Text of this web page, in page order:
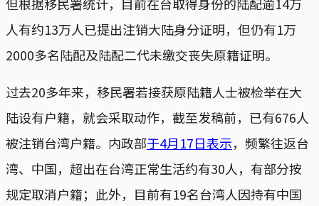
人有约13万人已提出注销大陆身分证明，但仍有1万
2000多名陆配及陆配二代未缴交丧失原籍证明。
过去20多年来，移民署若接获原陆籍人士被检举在大
陆设有户籍，就会采取动作，截至发稿前，已有676人
被注销台湾户籍。内政部于4月17日表示，频繁往返台
湾、中国，超出在台湾正常生活约有30人，有部分按
规定取消户籍；此外，目前有19名台湾人因持有中国